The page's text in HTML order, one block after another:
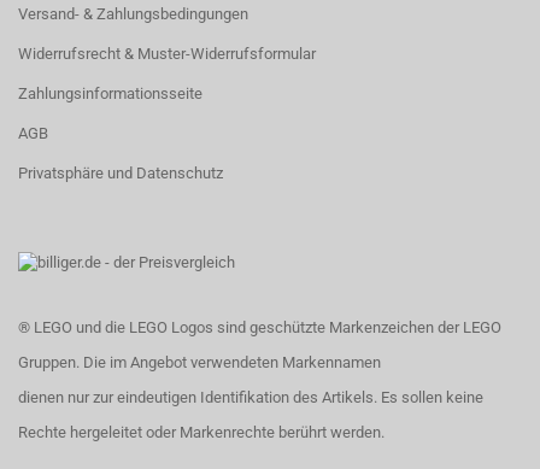
Versand- & Zahlungsbedingungen
Widerrufsrecht & Muster-Widerrufsformular
Zahlungsinformationsseite
AGB
Privatsphäre und Datenschutz
® LEGO und die LEGO Logos sind geschützte Markenzeichen der LEGO
Gruppen. Die im Angebot verwendeten Markennamen
dienen nur zur eindeutigen Identifikation des Artikels. Es sollen keine
Rechte hergeleitet oder Markenrechte berührt werden.